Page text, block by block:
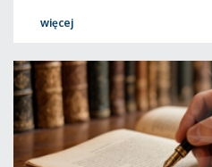
więcej